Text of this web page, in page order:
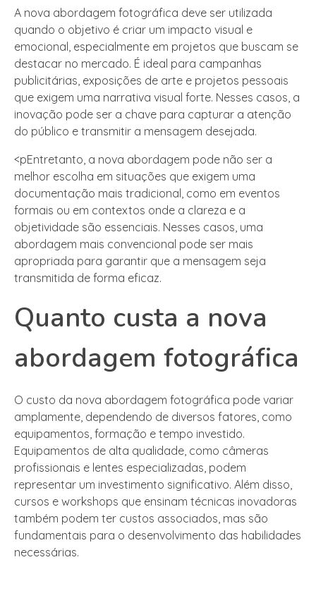
A nova abordagem fotográfica deve ser utilizada
quando o objetivo é criar um impacto visual e
emocional, especialmente em projetos que buscam se
destacar no mercado. É ideal para campanhas
publicitárias, exposições de arte e projetos pessoais
que exigem uma narrativa visual forte. Nesses casos, a
inovação pode ser a chave para capturar a atenção
do público e transmitir a mensagem desejada.
<pEntretanto, a nova abordagem pode não ser a
melhor escolha em situações que exigem uma
documentação mais tradicional, como em eventos
formais ou em contextos onde a clareza e a
objetividade são essenciais. Nesses casos, uma
abordagem mais convencional pode ser mais
apropriada para garantir que a mensagem seja
transmitida de forma eficaz.
Quanto custa a nova
abordagem fotográfica
O custo da nova abordagem fotográfica pode variar
amplamente, dependendo de diversos fatores, como
equipamentos, formação e tempo investido.
Equipamentos de alta qualidade, como câmeras
profissionais e lentes especializadas, podem
representar um investimento significativo. Além disso,
cursos e workshops que ensinam técnicas inovadoras
também podem ter custos associados, mas são
fundamentais para o desenvolvimento das habilidades
necessárias.